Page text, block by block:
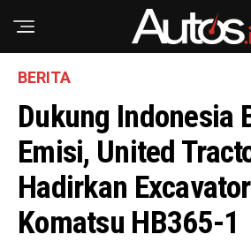
BERITA
Dukung Indonesia
Emisi, United
Hadirkan
Komatsu HB365-1